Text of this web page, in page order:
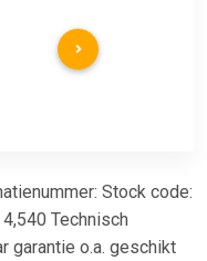
Stock code:
Technisch
garantie o.a. geschikt